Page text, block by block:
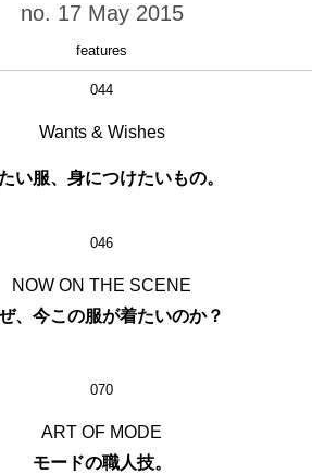
no. 17 May 2015
features
044
Wants & Wishes
い服、身につけたいもの。
046
NOW ON THE SCENE
、今この服が着たいのか？
070
ART OF MODE
モードの職人技。